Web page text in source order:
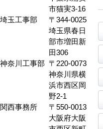
市猫実3-16
埼玉工事部
〒344-0025
埼玉県春日
部市増田新
田306
神奈川工事部 〒220-0073
神奈川県横
浜市西区岡
野2-1
関西事務所
〒550-0013
大阪府大阪